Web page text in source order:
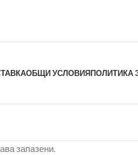
ОБЩИ УСЛОВИЯПОЛИТИКА
запазени.